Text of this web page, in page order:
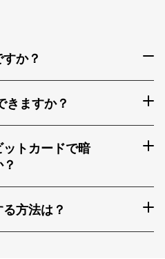
か？
きますか？
トカードで暗
方法は？